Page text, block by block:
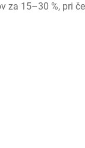
za 15–30 %, pri
priročnik že